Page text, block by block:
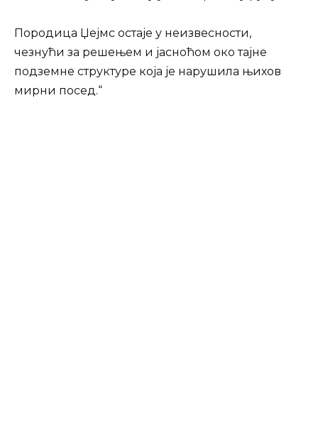
Породица Џејмс остаје у неизвесности,
чезнући за решењем и јасноћом око тајне
подземне структуре која је нарушила њихов
мирни посед.“